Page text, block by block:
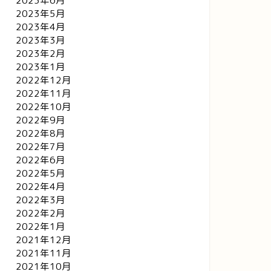
2023年5月
2023年4月
2023年3月
2023年2月
2023年1月
2022年12月
2022年11月
2022年10月
2022年9月
2022年8月
2022年7月
2022年6月
2022年5月
2022年4月
2022年3月
2022年2月
2022年1月
2021年12月
2021年11月
2021年10月